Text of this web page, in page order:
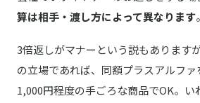
おさつロシェ6本入り
MINI 10-PACK GIFT BOX
算は相手・渡し方によって異なります。
3倍返しがマナーという説もあります
の立場であれば、同額プラスアルフ
1,000円程度の手ごろな商品でOK。い